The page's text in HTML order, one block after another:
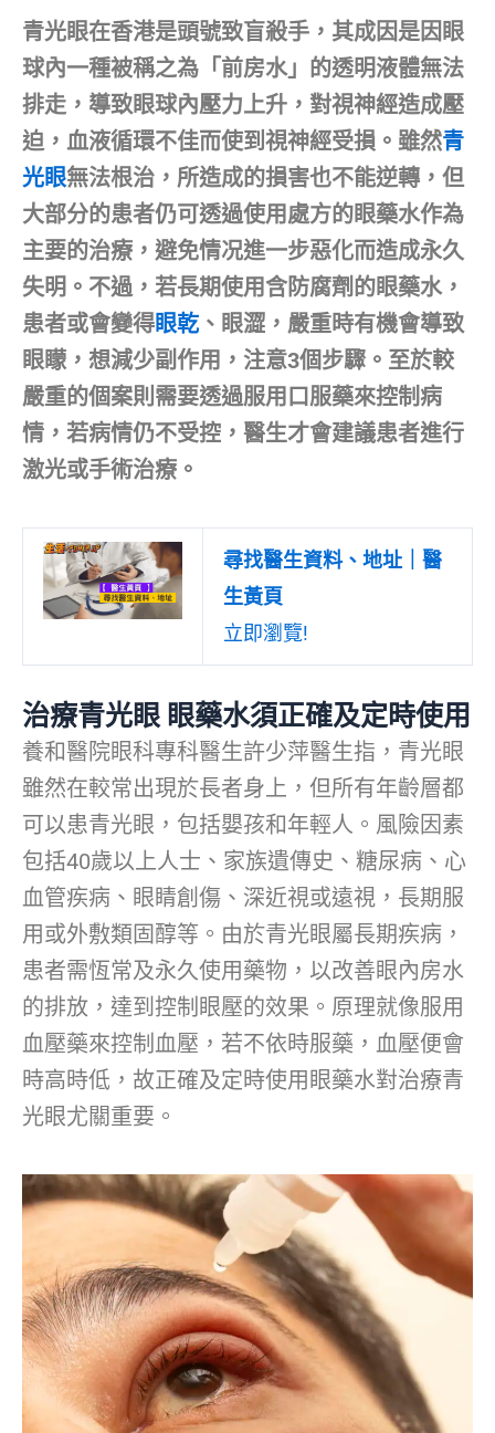
青光眼在香港是頭號致盲殺手，其成因是因眼
球內一種被稱之為「前房水」的透明液體無法
排走，導致眼球內壓力上升，對視神經造成壓
迫，血液循環不佳而使到視神經受損。雖然青
光眼無法根治，所造成的損害也不能逆轉，但
大部分的患者仍可透過使用處方的眼藥水作為
主要的治療，避免情况進一步惡化而造成永久
失明。不過，若長期使用含防腐劑的眼藥水，
患者或會變得眼乾、眼澀，嚴重時有機會導致
眼矇，想減少副作用，注意3個步驟。至於較
嚴重的個案則需要透過服用口服藥來控制病
情，若病情仍不受控，醫生才會建議患者進行
激光或手術治療。
尋找醫生資料、地址｜醫
生黃頁
立即瀏覽!
治療青光眼 眼藥水須正確及定時使用
養和醫院眼科專科醫生許少萍醫生指，青光眼
雖然在較常出現於長者身上，但所有年齡層都
可以患青光眼，包括嬰孩和年輕人。風險因素
包括40歲以上人士、家族遺傳史、糖尿病、心
血管疾病、眼睛創傷、深近視或遠視，長期服
用或外敷類固醇等。由於青光眼屬長期疾病，
患者需恆常及永久使用藥物，以改善眼內房水
的排放，達到控制眼壓的效果。原理就像服用
血壓藥來控制血壓，若不依時服藥，血壓便會
時高時低，故正確及定時使用眼藥水對治療青
光眼尤關重要。